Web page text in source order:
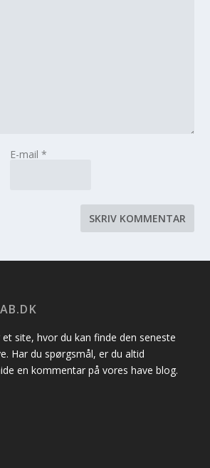
E-mail *
et site, hvor du kan finde den seneste
Har du spørgsmål, er du altid
en kommentar på vores have blog.